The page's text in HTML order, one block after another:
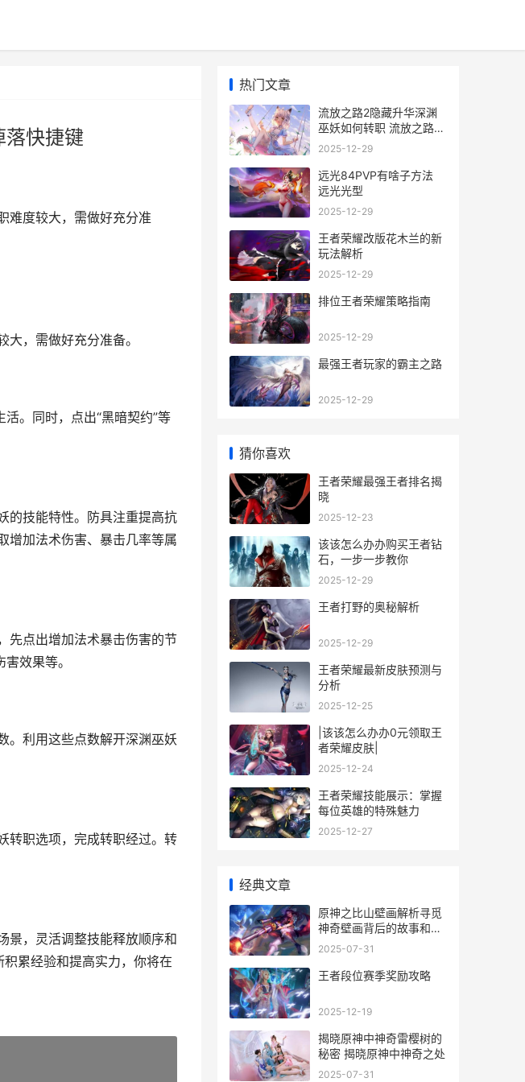
落快捷键
难度较大，需做好充分准
，需做好充分准备。
。同时，点出“黑暗契约”等
的技能特性。防具注重提高抗
增加法术伤害、暴击几率等属
先点出增加法术暴击伤害的节
效果等。
。利用这些点数解开深渊巫妖
转职选项，完成转职经过。转
景，灵活调整技能释放顺序和
累经验和提高实力，你将在
热门文章
流放之路2隐藏升华深渊
巫妖如何转职 流放之路2
隐藏掉落快捷键
2025-12-29
远光84PVP有啥子方法
远光光型
2025-12-29
王者荣耀改版花木兰的新
玩法解析
2025-12-29
排位王者荣耀策略指南
2025-12-29
最强王者玩家的霸主之路
2025-12-29
猜你喜欢
王者荣耀最强王者排名揭
晓
2025-12-23
该该怎么办办购买王者钻
石，一步一步教你
2025-12-29
王者打野的奥秘解析
2025-12-29
王者荣耀最新皮肤预测与
分析
2025-12-25
|该该怎么办办0元领取王
者荣耀皮肤|
2025-12-24
王者荣耀技能展示：掌握
每位英雄的特殊魅力
2025-12-27
经典文章
原神之比山壁画解析寻觅
神奇壁画背后的故事和传
说 原神之比山火炬点燃顺
2025-07-31
王者段位赛季奖励攻略
2025-12-19
揭晓原神中神奇雷樱树的
秘密 揭晓原神中神奇之处
2025-07-31